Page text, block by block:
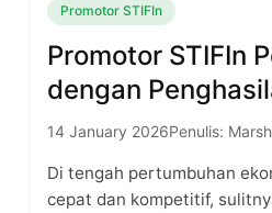
Promotor STIFIn
Promotor STIFIn
dengan
14 January 2026Penulis:
Di tengah pertumbuhan
cepat dan kompetitif,